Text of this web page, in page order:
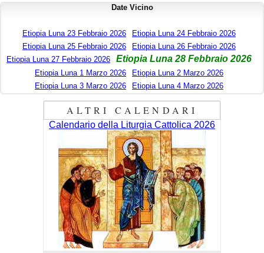
Date Vicino
Etiopia Luna 23 Febbraio 2026
Etiopia Luna 24 Febbraio 2026
Etiopia Luna 25 Febbraio 2026
Etiopia Luna 26 Febbraio 2026
Etiopia Luna 27 Febbraio 2026
Etiopia Luna 28 Febbraio 2026
Etiopia Luna 1 Marzo 2026
Etiopia Luna 2 Marzo 2026
Etiopia Luna 3 Marzo 2026
Etiopia Luna 4 Marzo 2026
ALTRI CALENDARI
Calendario della Liturgia Cattolica 2026